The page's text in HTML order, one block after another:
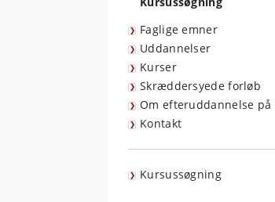
Faglige emner
Uddannelser
Kurser
Skræddersyede forløb
Om efteruddannelse på
Kontakt
Kursussøgning